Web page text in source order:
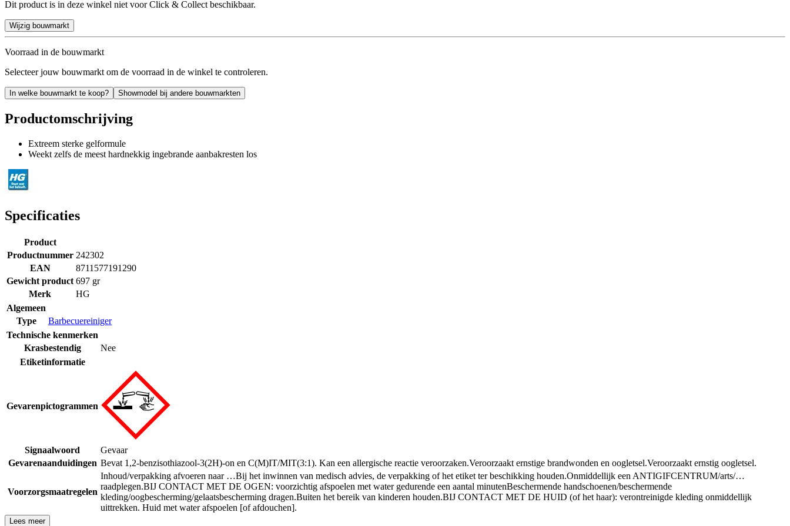
Dit product is in deze winkel niet voor Click & Collect beschikbaar.
Wijzig bouwmarkt
Voorraad in de bouwmarkt
Selecteer jouw bouwmarkt om de voorraad in de winkel te controleren.
In welke bouwmarkt te koop? Showmodel bij andere bouwmarkten
Productomschrijving
Extreem sterke gelformule
Weekt zelfs de meest hardnekkig ingebrande aanbakresten los
Specificaties
Product
Productnummer 242302
EAN
8711577191290
Gewicht product 697 gr
Merk
HG
Algemeen
Type
Barbecuereiniger
Technische kenmerken
Krasbestendig
Nee
Etiketinformatie
Gevarenpictogrammen
Signaalwoord
Gevaar
Gevarenaanduidingen Bevat 1,2-benzisothiazool-3(2H)-on en C(M)IT/MIT(3:1). Kan een allergische reactie veroorzaken.Veroorzaakt ernstige brandwonden en oogletsel.Veroorzaakt ernstig oogletsel.
Voorzorgsmaatregelen
Inhoud/verpakking afvoeren naar …Bij het inwinnen van medisch advies, de verpakking of het etiket ter beschikking houden.Onmiddellijk een ANTIGIFCENTRUM/arts/…
raadplegen.BIJ CONTACT MET DE OGEN: voorzichtig afspoelen met water gedurende een aantal minutenBeschermende handschoenen/beschermende
kleding/oogbescherming/gelaatsbescherming dragen.Buiten het bereik van kinderen houden.BIJ CONTACT MET DE HUID (of het haar): verontreinigde kleding onmiddellijk
uittrekken. Huid met water afspoelen [of afdouchen].
Lees meer